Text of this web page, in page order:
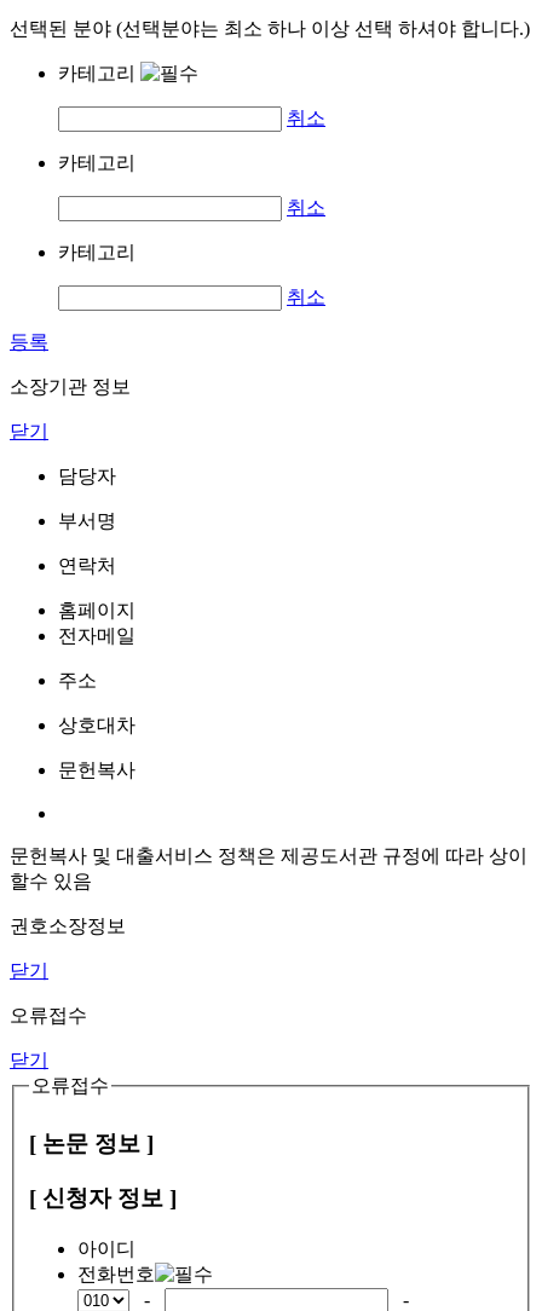
선택된 분야 (선택분야는 최소 하나 이상 선택 하셔야 합니다.)
카테고리
취소
카테고리
취소
카테고리
취소
등록
소장기관 정보
닫기
담당자
부서명
연락처
홈페이지
전자메일
주소
상호대차
문헌복사
문헌복사 및 대출서비스 정책은 제공도서관 규정에 따라 상이
할수 있음
권호소장정보
닫기
오류접수
닫기
오류접수
[ 논문 정보 ]
[ 신청자 정보 ]
아이디
전화번호
-
-